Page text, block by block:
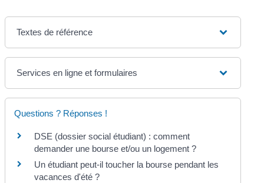
Textes de référence
Services en ligne et formulaires
Questions ? Réponses !
DSE (dossier social étudiant) : comment
demander une bourse et/ou un logement ?
Un étudiant peut-il toucher la bourse pendant les
vacances d'été ?